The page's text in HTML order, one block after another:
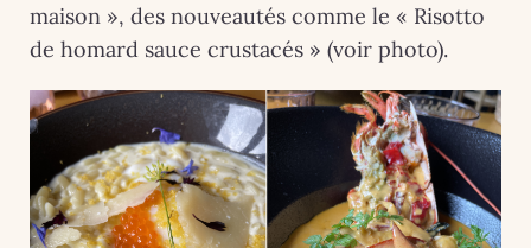
maison », des nouveautés comme le « Risotto
de homard sauce crustacés » (voir photo).